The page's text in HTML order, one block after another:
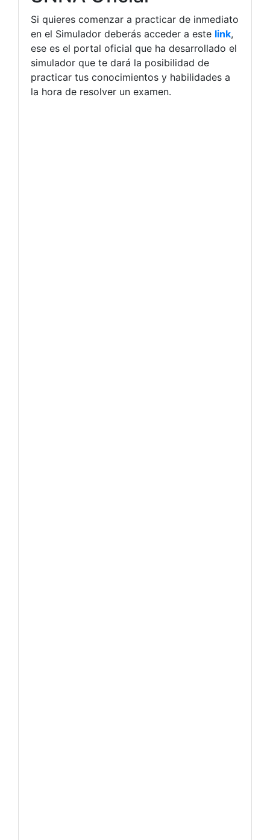
Si quieres comenzar a practicar de inmediato
en el Simulador deberás acceder a este link,
ese es el portal oficial que ha desarrollado el
simulador que te dará la posibilidad de
practicar tus conocimientos y habilidades a
la hora de resolver un examen.